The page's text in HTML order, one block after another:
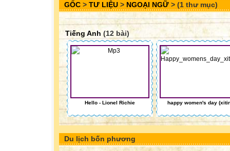
GỐC > TƯ LIỆU > NGOẠI NGỮ > (1 thư mục)
Tiếng Anh (12 bài)
Hello - Lionel Richie happy women's day
Du lịch bốn phương